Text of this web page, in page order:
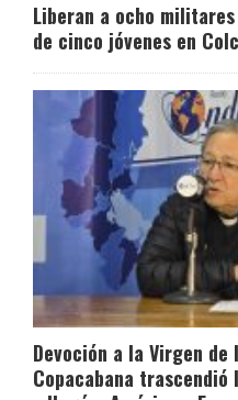
Liberan a ocho
de cinco jóvenes en
Devoción a la Virgen de
Copacabana